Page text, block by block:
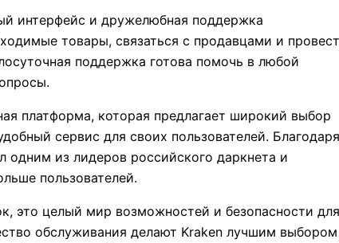
интерфейс и дружелюбная поддержка
товары, связаться с продавцами и
поддержка готова помочь в любой
платформа, которая предлагает широкий выбор
сервис для своих пользователей. Благодаря
одним из лидеров российского даркнета и
пользователей.
это целый мир возможностей и безопасности для
обслуживания делают Kraken лучшим выбором